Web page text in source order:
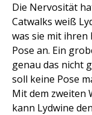
Die Nervosität
Catwalks weiß
was sie mit ihren
Pose an. Ein
genau das nicht
soll keine Pose
Mit dem zweiten
kann Lydwine